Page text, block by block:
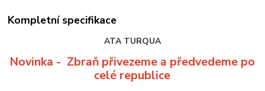
Kompletní specifikace
ATA TURQUA
Novinka - Zbraň přivezeme a předvedeme po
celé republice